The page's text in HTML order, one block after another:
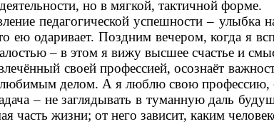
но в мягкой, тактичной форме.
успешности – улыбка на
ею одаривает. Поздним вечером, когда я
– в этом я вижу высшее счастье и
своей профессией, осознаёт
делом. А я люблю свою профессию,
не заглядывать в туманную даль
часть жизни; от него зависит, каким